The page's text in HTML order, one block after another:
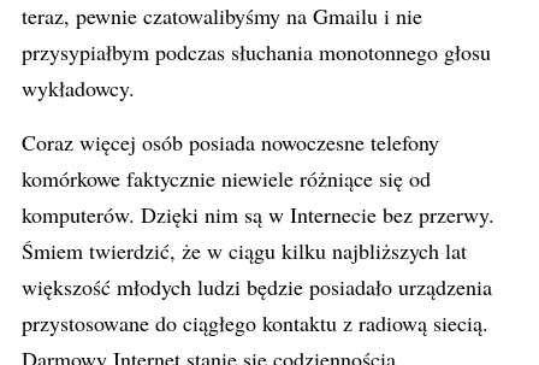
teraz, pewnie czatowalibyśmy na Gmailu i nie
przysypiałbym podczas słuchania monotonnego głosu
wykładowcy.
Coraz więcej osób posiada nowoczesne telefony
komórkowe faktycznie niewiele różniące się od
komputerów. Dzięki nim są w Internecie bez przerwy.
Śmiem twierdzić, że w ciągu kilku najbliższych lat
większość młodych ludzi będzie posiadało urządzenia
przystosowane do ciągłego kontaktu z radiową siecią.
Darmowy Internet stanie się codziennością